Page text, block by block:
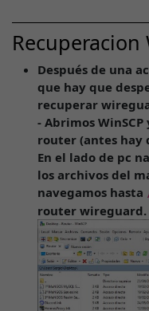
Recuperacion
Después de una
que hay que
recuperar
- Abrimos
router (antes hay
En el lado de pc
los archivos del
navegamos hasta
router wireguard.